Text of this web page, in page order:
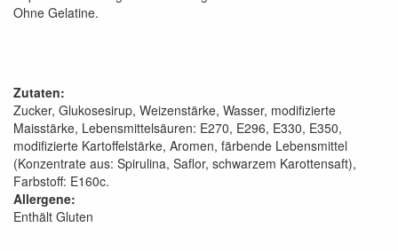
Ohne Gelatine.
Zutaten:
Zucker, Glukosesirup, Weizenstärke, Wasser, modifizierte
Maisstärke, Lebensmittelsäuren: E270, E296, E330, E350,
modifizierte Kartoffelstärke, Aromen, färbende Lebensmittel
(Konzentrate aus: Spirulina, Saflor, schwarzem Karottensaft),
Farbstoff: E160c.
Allergene:
Enthält Gluten